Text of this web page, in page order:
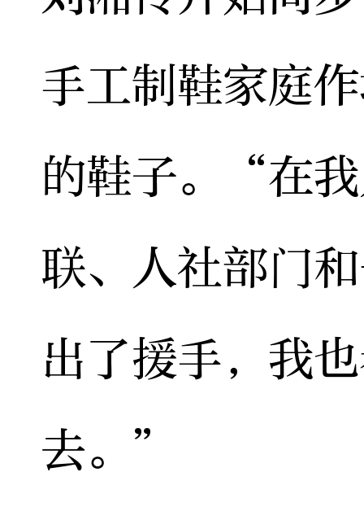
手工制鞋家庭
的鞋子。“在
联、人社部门
出了援手，我
去。”